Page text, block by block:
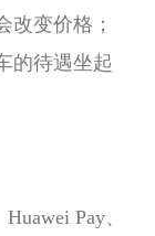
改变价格；
的待遇坐起
Pay、